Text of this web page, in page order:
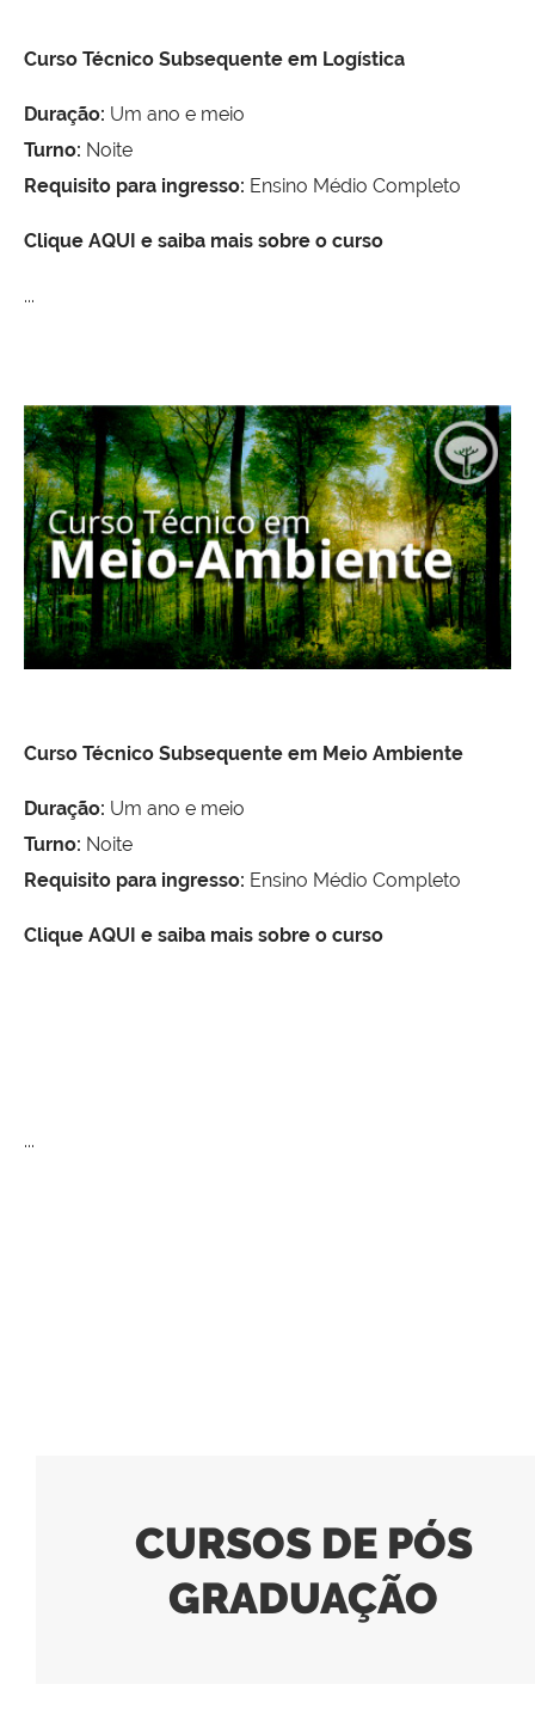
Curso Técnico Subsequente em Logística
Duração: Um ano e meio
Turno: Noite
Requisito para ingresso: Ensino Médio Completo
Clique AQUI e saiba mais sobre o curso
...
Curso Técnico Subsequente em Meio Ambiente
Duração: Um ano e meio
Turno: Noite
Requisito para ingresso: Ensino Médio Completo
Clique AQUI e saiba mais sobre o curso
...
CURSOS DE PÓS
GRADUAÇÃO